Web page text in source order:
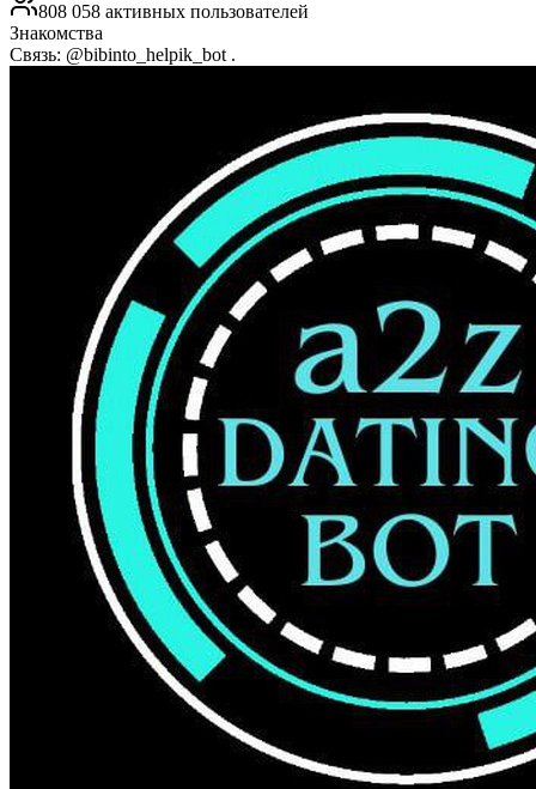
808 058 активных пользователей
Знакомства
Связь: @bibinto_helpik_bot .